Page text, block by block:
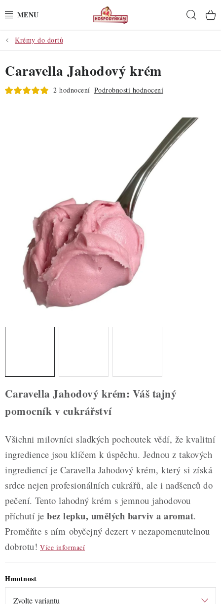
na
POTŘEBY
POMŮCKY
SUROVINY
ZDRAVÉ PEČENÍ
DÁRKOVÉ POUKAZY
TÉMATICKÉ PRODUKTY
PROFI BALENÍ
NOVÉ ZBOŽÍ
Nepřevzetí zásilky na dobírku
Obchodní podmínky
Hodnocení obchodu
Blog
Moje objednávka
Podmínky ochrany osobních údajů
Krémy do dortů
Caravella Jahodový krém: Váš tajný
pomocník v cukrářství
Všichni milovníci sladkých pochoutek vědí, že kvalitní
ingredience jsou klíčem k úspěchu. Jednou z takových
ingrediencí je Caravella Jahodový krém, který si získá
srdce nejen profesionálních cukrářů, ale i nadšenců do
pečení. Tento lahodný krém s jemnou jahodovou
příchutí je bez lepku, umělých barviv a aromat.
Proměňte s ním obyčejný dezert v nezapomenutelnou
dobrotu! Více informací
Hmotnost
Caravella Jahodový krém
2 hodnocení Podrobnosti hodnocení